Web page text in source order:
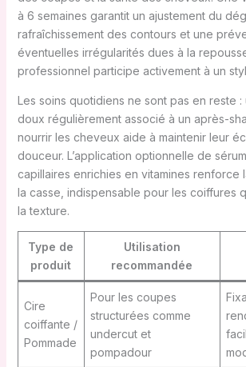
à 6 semaines garantit un ajustement du
rafraîchissement des contours et une
éventuelles irrégularités dues à la
professionnel participe activement à un
Les soins quotidiens ne sont pas en reste :
doux régulièrement associé à un après-
nourrir les cheveux aide à maintenir leur
douceur. L’application optionnelle de
capillaires enrichies en vitamines renforce
la casse, indispensable pour les coiffures
la texture.
Type de
produit
Utilisation
recommandée
Cire
coiffante /
Pommade
Pour les coupes
structurées comme
undercut et
pompadour